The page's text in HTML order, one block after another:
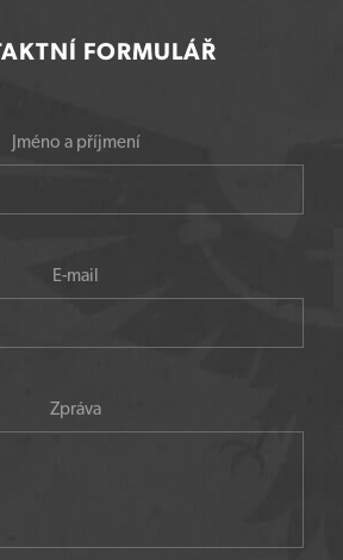
FORMULÁŘ
Jméno a příjmení
E-mail
Zpráva